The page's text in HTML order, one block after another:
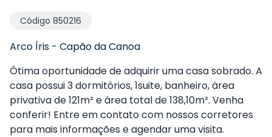
Código 850216
Arco Íris - Capão da Canoa
Ótima oportunidade de adquirir uma casa sobrado. A
casa possui 3 dormitórios, 1suite, banheiro, área
privativa de 121m² e área total de 138,10m². Venha
conferir! Entre em contato com nossos corretores
para mais informações e agendar uma visita.